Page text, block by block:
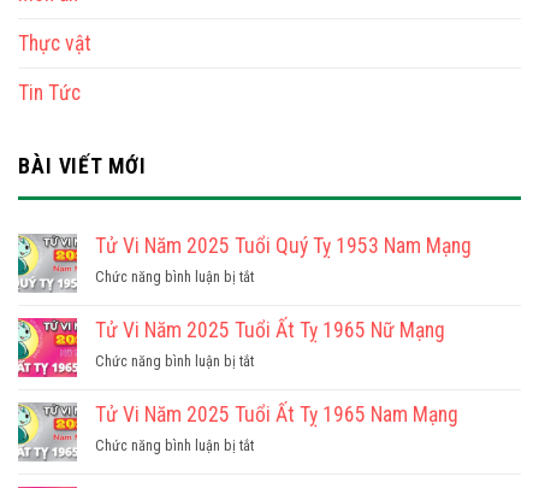
Thực vật
Tin Tức
BÀI VIẾT MỚI
Tử Vi Năm 2025 Tuổi Quý Tỵ 1953 Nam Mạng
Chức năng bình luận bị tắtở
Vi
2025
Quý
Tử Vi Năm 2025 Tuổi Ất Tỵ 1965 Nữ Mạng
Chức năng bình luận bị tắtở
Vi
2025
Tử Vi Năm 2025 Tuổi Ất Tỵ 1965 Nam Mạng
Chức năng bình luận bị tắtở